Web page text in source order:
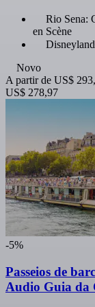
Rio Sena:
en Scène
Novo
A partir de US$
US$ 278,97
-5%
Passeios de
Audio Guia da